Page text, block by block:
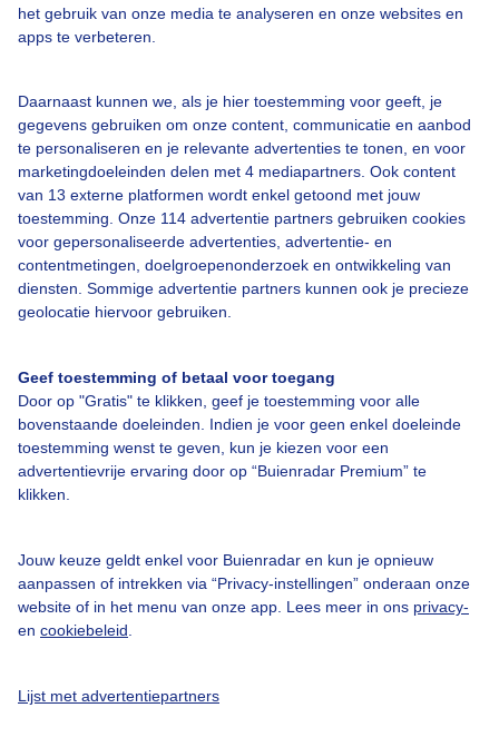
het gebruik van onze media te analyseren en onze websites en
apps te verbeteren.
Daarnaast kunnen we, als je hier toestemming voor geeft, je
gegevens gebruiken om onze content, communicatie en aanbod
te personaliseren en je relevante advertenties te tonen, en voor
marketingdoeleinden delen met 4 mediapartners. Ook content
van 13 externe platformen wordt enkel getoond met jouw
toestemming. Onze 114 advertentie partners gebruiken cookies
voor gepersonaliseerde advertenties, advertentie- en
contentmetingen, doelgroepenonderzoek en ontwikkeling van
diensten. Sommige advertentie partners kunnen ook je precieze
geolocatie hiervoor gebruiken.
Geef toestemming of betaal voor toegang
Door op "Gratis" te klikken, geef je toestemming voor alle
bovenstaande doeleinden. Indien je voor geen enkel doeleinde
toestemming wenst te geven, kun je kiezen voor een
advertentievrije ervaring door op “Buienradar Premium” te
klikken.
Jouw keuze geldt enkel voor Buienradar en kun je opnieuw
aanpassen of intrekken via “Privacy-instellingen” onderaan onze
website of in het menu van onze app. Lees meer in ons privacy-
en cookiebeleid
Lijst met advertentiepartners
Over Buienradar
Bedrijfsgegevens
Contact
Toegankelijkheid
Gebruikersvoorwaarden
Adverteren
Privacy beleid
Cookie beleid